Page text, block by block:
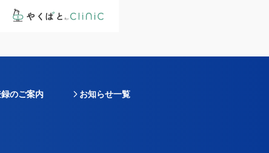
のご案内 お知らせ一覧